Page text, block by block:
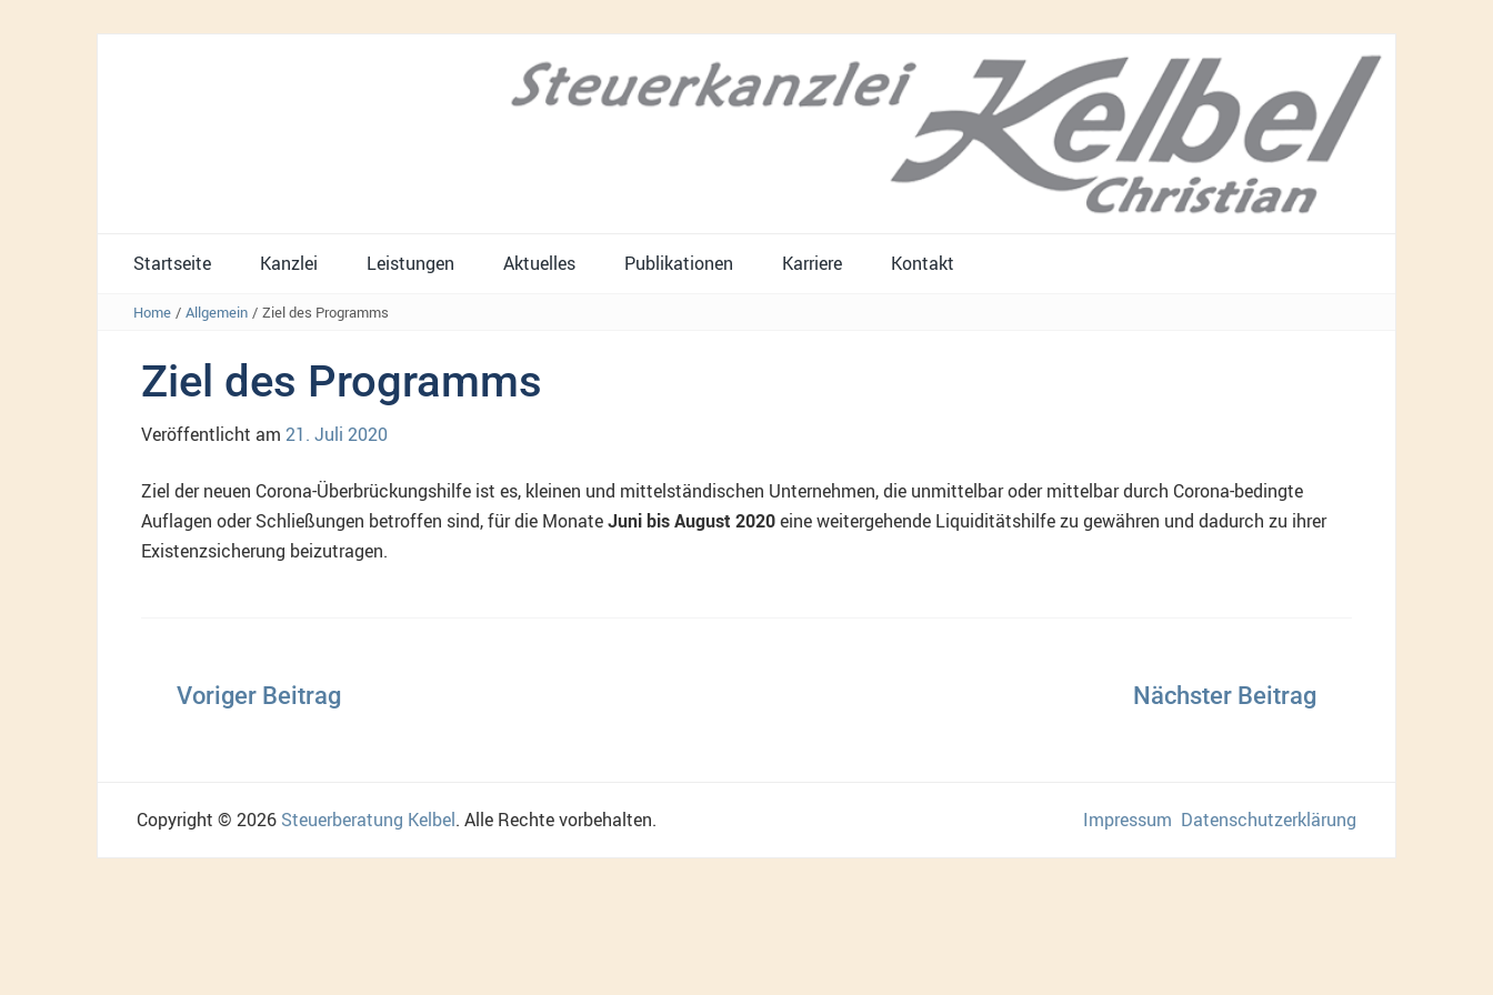
Startseite Kanzlei Leistungen Aktuelles Publikationen Karriere Kontakt
Home / Allgemein / Ziel des Programms
Ziel des Programms
Veröffentlicht am 21. Juli 2020
Ziel der neuen Corona-Überbrückungshilfe ist es, kleinen und mittelständischen Unternehmen, die unmittelbar oder mittelbar durch Corona-bedingte
Auflagen oder Schließungen betroffen sind, für die MonateJuni bis August 2020eine weitergehende Liquiditätshilfe zu gewähren und dadurch zu ihrer
Existenzsicherung beizutragen.
Copyright © 2026 Steuerberatung Kelbel. Alle Rechte vorbehalten. Impressum Datenschutzerklärung